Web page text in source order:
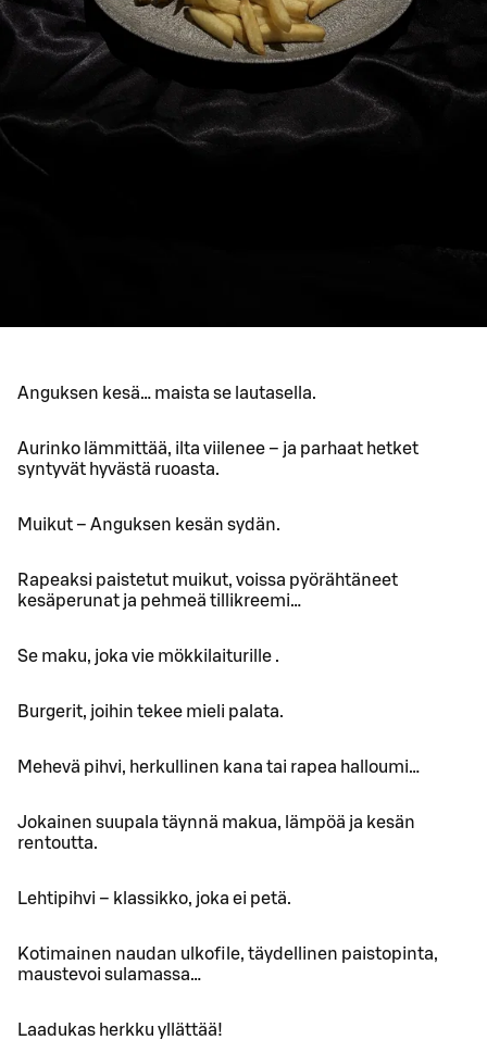
Anguksen kesä… maista se lautasella.
Aurinko lämmittää, ilta viilenee – ja parhaat hetket
syntyvät hyvästä ruoasta.
Muikut – Anguksen kesän sydän.
Rapeaksi paistetut muikut, voissa pyörähtäneet
kesäperunat ja pehmeä tillikreemi…
Se maku, joka vie mökkilaiturille .
Burgerit, joihin tekee mieli palata.
Mehevä pihvi, herkullinen kana tai rapea halloumi…
Jokainen suupala täynnä makua, lämpöä ja kesän
rentoutta.
Lehtipihvi – klassikko, joka ei petä.
Kotimainen naudan ulkofile, täydellinen paistopinta,
maustevoi sulamassa…
Laadukas herkku yllättää!